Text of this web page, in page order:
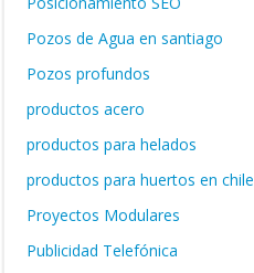
Pozos de Agua en santiago
Pozos profundos
productos acero
productos para helados
productos para huertos en chile
Proyectos Modulares
Publicidad Telefónica